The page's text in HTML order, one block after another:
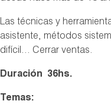
Las técnicas y
asistente, métodos
difícil… Cerrar ventas.
Duración 36hs.
Temas: